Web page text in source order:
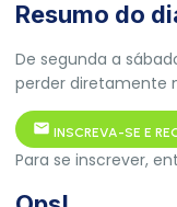
Resumo do
De segunda a
perder diretamente
INSCREVA-SE E
Para se inscrever,